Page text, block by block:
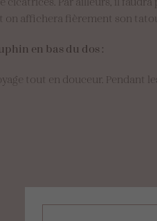
on affichera fièrement son
en bas du dos :
tout en douceur. Pendant